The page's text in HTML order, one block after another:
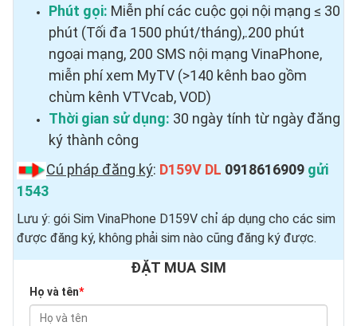
Phút gọi: Miễn phí các cuộc gọi nội mạng ≤ 30
phút (Tối đa 1500 phút/tháng),.200 phút
ngoại mạng, 200 SMS nội mạng VinaPhone,
miễn phí xem MyTV (>140 kênh bao gồm
chùm kênh VTVcab, VOD)
Thời gian sử dụng: 30 ngày tính từ ngày đăng
ký thành công
Cú pháp đăng ký: D159V DL 0918616909 gửi
1543
Lưu ý: gói Sim VinaPhone D159V chỉ áp dụng cho các sim
được đăng ký, không phải sim nào cũng đăng ký được.
ĐẶT MUA SIM
Họ và tên*